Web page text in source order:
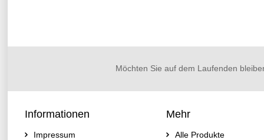
Möchten Sie auf dem Laufenden
Informationen
Impressum
Mehr
Alle Produkte